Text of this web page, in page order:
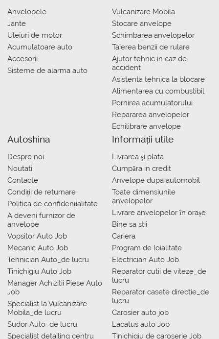
Anvelopele
Jante
Uleiuri de motor
Acumulatoare auto
Accesorii
Sisteme de alarma auto
Vulcanizare Mobila
Stocare anvelope
Schimbarea anvelopelor
Taierea benzii de rulare
Ajutor tehnic in caz de
accident
Asistenta tehnica la blocare
Alimentarea cu combustibil
Pornirea acumulatorului
Repararea anvelopelor
Echilibrare anvelope
Autoshina
Despre noi
Noutati
Contacte
Condiții de returnare
Politica de confidențialitate
A deveni furnizor de
anvelope
Vopsitor Auto Job
Mecanic Auto Job
Tehnician Auto_de lucru
Tinichigiu Auto Job
Manager Achizitii Piese Auto
Job
Specialist la Vulcanizare
Mobila_de lucru
Sudor Auto_de lucru
Specialist detailing centru
Informații utile
Livrarea şi plata
Сumpăra in credit
Anvelope dupa automobil
Toate dimensiunile
anvelopelor
Livrare anvelopelor în orașe
Bine sa stii
Cariera
Program de loialitate
Electrician Auto Job
Reparator cutii de viteze_de
lucru
Reparator casete directie_de
lucru
Carosier auto job
Lacatus auto Job
Tinichigiu de caroserie Job